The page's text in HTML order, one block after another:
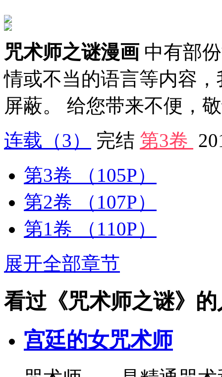
咒术师之谜漫画 中有部
情或不当的语言等内容
屏蔽。 给您带来不便，
连载 （3） 完结 第3卷
第3卷
（105P）
第2卷
（107P）
第1卷
（110P）
展开全部章节
看过《咒术师之谜》
宫廷的女咒术师